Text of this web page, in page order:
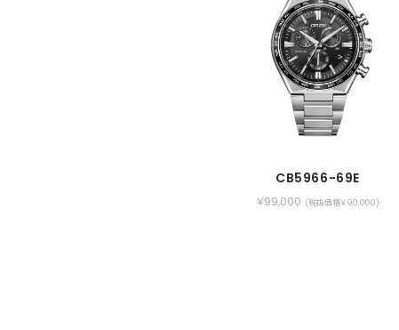
CB5966-69E
￥99,000 (税抜価格￥90,000)